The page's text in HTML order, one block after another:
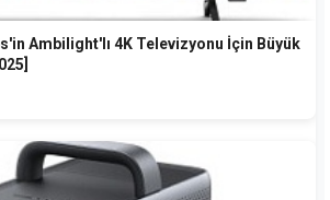
Ambilight'lı 4K Televizyonu İçin Büyük